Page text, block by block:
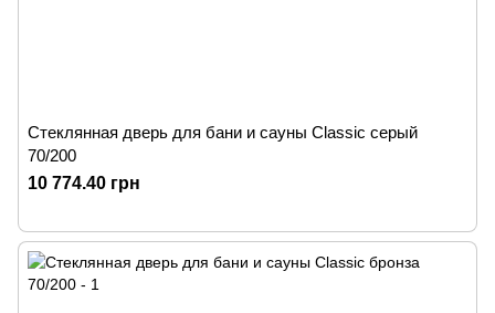
Стеклянная дверь для бани и сауны Classic серый
70/200
10 774.40 грн